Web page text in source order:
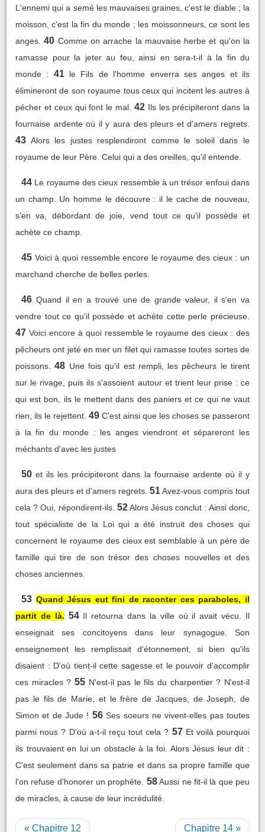
L'ennemi qui a semé les mauvaises graines, c'est le diable ; la
moisson, c'est la fin du monde ; les moissonneurs, ce sont les
anges. 40 Comme on arrache la mauvaise herbe et qu'on la
ramasse pour la jeter au feu, ainsi en sera-t-il à la fin du
monde :
41 le Fils de l'homme enverra ses anges et ils
élimineront de son royaume tous ceux qui incitent les autres à
pécher et ceux qui font le mal. 42 Ils les précipiteront dans la
fournaise ardente où il y aura des pleurs et d'amers regrets.
43 Alors les justes resplendiront comme le soleil dans le
royaume de leur Père. Celui qui a des oreilles, qu'il entende.
44 Le royaume des cieux ressemble à un trésor enfoui dans
un champ. Un homme le découvre : il le cache de nouveau,
s'en va, débordant de joie, vend tout ce qu'il possède et
achète ce champ.
45 Voici à quoi ressemble encore le royaume des cieux : un
marchand cherche de belles perles.
46 Quand il en a trouvé une de grande valeur, il s'en va
vendre tout ce qu'il possède et achète cette perle précieuse.
47 Voici encore à quoi ressemble le royaume des cieux : des
pêcheurs ont jeté en mer un filet qui ramasse toutes sortes de
poissons.
48 Une fois qu'il est rempli, les pêcheurs le tirent
sur le rivage, puis ils s'assoient autour et trient leur prise : ce
qui est bon, ils le mettent dans des paniers et ce qui ne vaut
rien, ils le rejettent. 49 C'est ainsi que les choses se passeront
à la fin du monde : les anges viendront et sépareront les
méchants d'avec les justes
50 et ils les précipiteront dans la fournaise ardente où il y
aura des pleurs et d'amers regrets. 51Avez-vous compris tout
cela ? Oui, répondirent-ils. 52 Alors Jésus conclut : Ainsi donc,
tout spécialiste de la Loi qui a été instruit des choses qui
concernent le royaume des cieux est semblable à un père de
famille qui tire de son trésor des choses nouvelles et des
choses anciennes.
53 Quand Jésus eut fini de raconter ces paraboles, il
partit de là. 54 Il retourna dans la ville où il avait vécu. Il
enseignait ses concitoyens dans leur synagogue. Son
enseignement les remplissait d'étonnement, si bien qu'ils
disaient : D'où tient-il cette sagesse et le pouvoir d'accomplir
ces miracles ? 55 N'est-il pas le fils du charpentier ? N'est-il
pas le fils de Marie, et le frère de Jacques, de Joseph, de
Simon et de Jude ! 56 Ses soeurs ne vivent-elles pas toutes
parmi nous ? D'où a-t-il reçu tout cela ? 57 Et voilà pourquoi
ils trouvaient en lui un obstacle à la foi. Alors Jésus leur dit :
C'est seulement dans sa patrie et dans sa propre famille que
l'on refuse d'honorer un prophète. 58 Aussi ne fit-il là que peu
de miracles, à cause de leur incrédulité.
« Chapitre 12 Chapitre 14 »